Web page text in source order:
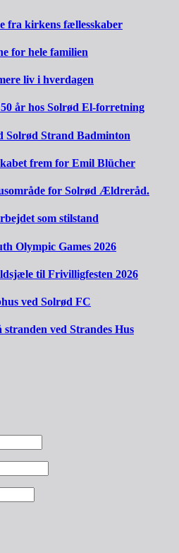
fra kirkens fællesskaber
for hele familien
liv i hverdagen
år hos Solrød El-forretning
Solrød Strand Badminton
frem for Emil Blücher
for Solrød Ældreråd.
som stilstand
Olympic Games 2026
til Frivilligfesten 2026
ved Solrød FC
ved Strandes Hus